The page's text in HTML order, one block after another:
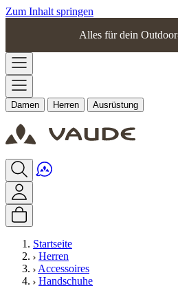
Zum Inhalt springen
Alles für dein
Damen Herren Ausrüstung
Startseite
Herren
Accessoires
Handschuhe